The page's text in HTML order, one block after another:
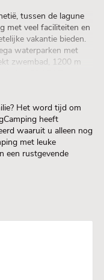
tussen de lagune
met veel faciliteiten en
vakantie bieden.
waterparken met
zwembad, 1200 m
23 MV Tenten,
toilet en bidet,
en
Card en W10 Leisure
Het word tijd om
heeft
waaruit u alleen nog
met leuke
een rustgevende